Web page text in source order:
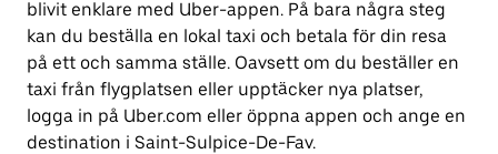
blivit enklare med Uber-appen. På bara några steg
kan du beställa en lokal taxi och betala för din resa
på ett och samma ställe. Oavsett om du beställer en
taxi från flygplatsen eller upptäcker nya platser,
logga in på Uber.com eller öppna appen och ange en
destination i Saint-Sulpice-De-Fav.